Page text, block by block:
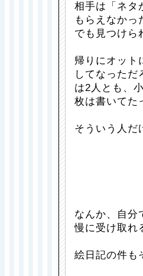
相手は「ネタ
もらえなかっ
でも見つけら
帰りにオット
してなっただ
は2人とも、
枚は書いてた
そういう人だ
なんか、自分
慢に受け取れ
絵日記の件も